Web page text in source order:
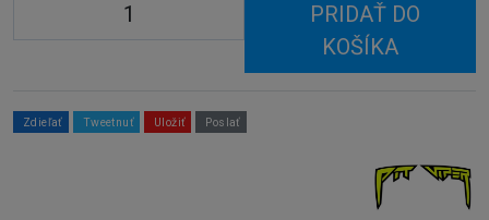
PRIDAŤ DO
KOŠÍKA
Zdieľať Tweetnuť Uložiť Poslať